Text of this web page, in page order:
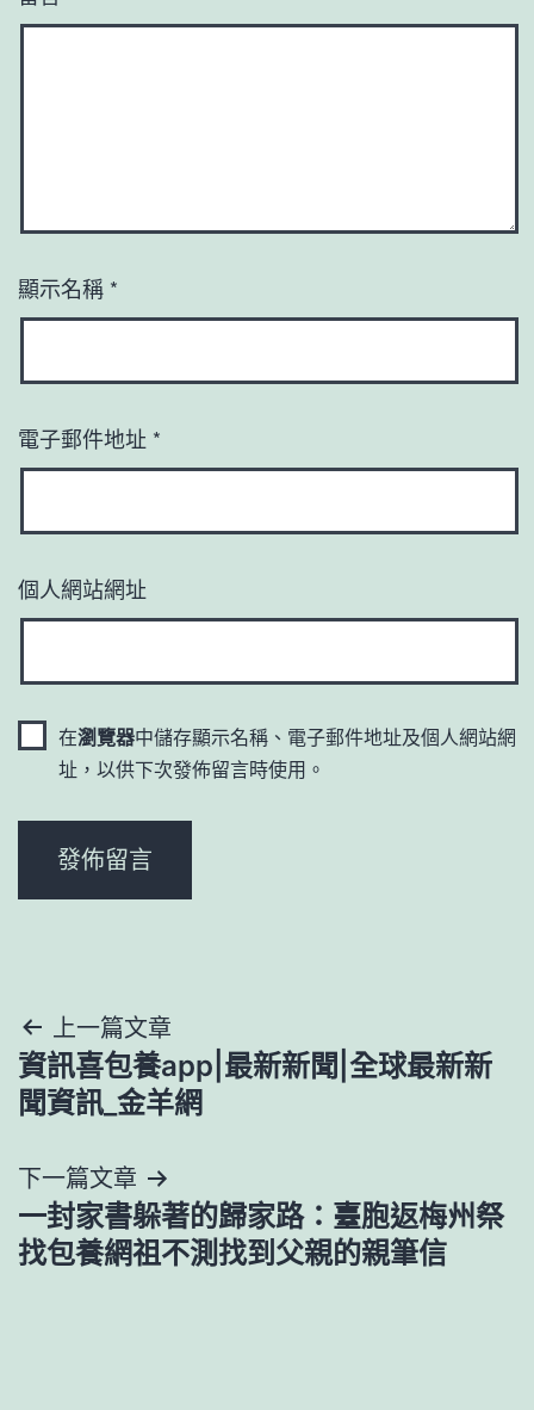
顯示名稱 *
電子郵件地址 *
個人網站網址
在瀏覽器中儲存顯示名稱、電子郵件地址及個人網站網
址，以供下次發佈留言時使用。
文
章
覽
上一篇文章
資訊喜包養app|最新新聞|全球最新新
聞資訊_金羊網
下一篇文章
一封家書躲著的歸家路：臺胞返梅州祭
找包養網祖不測找到父親的親筆信